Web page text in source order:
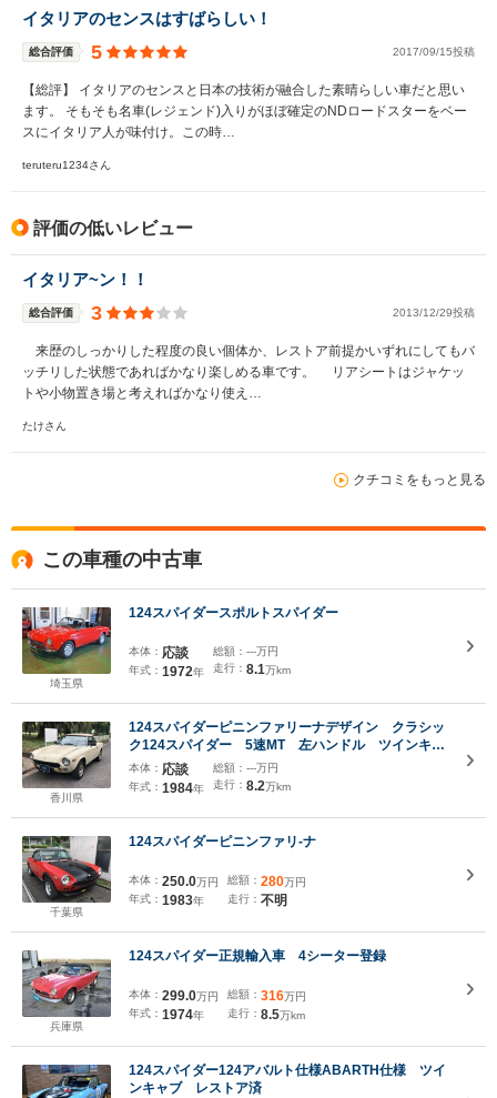
イタリアのセンスはすばらしい！
総合評価 5 2017/09/15投稿
【総評】 イタリアのセンスと日本の技術が融合した素晴らしい車だと思い
ます。 そもそも名車(レジェンド)入りがほぼ確定のNDロードスターをベー
スにイタリア人が味付け。この時…
teruteru1234さん
評価の低いレビュー
イタリア~ン！！
総合評価 3 2013/12/29投稿
来歴のしっかりした程度の良い個体か、レストア前提かいずれにしてもバ
ッチリした状態であればかなり楽しめる車です。 リアシートはジャケッ
トや小物置き場と考えればかなり使え…
たけさん
クチコミをもっと見る
この車種の中古車
埼玉県
124スパイダースポルトスパイダー
本体： 応談
年式： 1972年
総額： ---万円
走行： 8.1万km
香川県
124スパイダーピニンファリーナデザイン クラシッ
ク124スパイダー 5速MT 左ハンドル ツインキャ
ブ アルミホイール
本体： 応談
年式： 1984年
総額： ---万円
走行： 8.2万km
千葉県
124スパイダーピニンファリ-ナ
本体： 250.0万円
年式： 1983年
総額： 280万円
走行： 不明
兵庫県
124スパイダー正規輸入車 4シーター登録
本体： 299.0万円
年式： 1974年
総額： 316万円
走行： 8.5万km
124スパイダー124アバルト仕様ABARTH仕様 ツイ
ンキャブ レストア済